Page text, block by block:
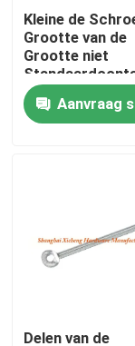
Contacteer
Het Comité
Drywall
Kleine de
Grootte van de
Grootte niet
voor
Aanvraag
Delen van de